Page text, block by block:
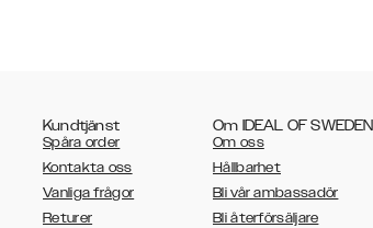
Kundtjänst
Spåra order
Kontakta oss
Vanliga frågor
Returer
Om IDEAL OF SWEDEN
Om oss
Hållbarhet
Bli vår ambassadör
Bli återförsäljare